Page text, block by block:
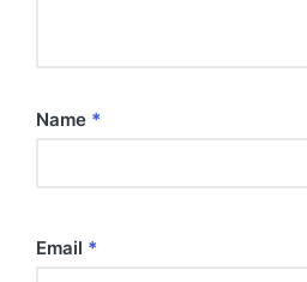
Name *
Email *